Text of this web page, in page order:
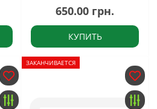
650.00 грн.
КУПИТЬ
ЗАКАНЧИВАЕТСЯ